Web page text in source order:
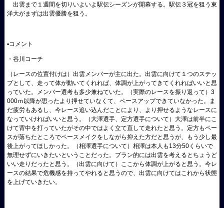
出雲まで１週間を切りいよいよ駅伝シーズンが開幕する。駅伝３冠を狙う東
洋大がまずは出雲優勝を狙う。
▪️コメント
・谷川コーチ
（レースの位置付けは）出雲メンバーが主に出た。出雲に向けて１つのステッ
プとして、走って体が動いてくれれば、体調が上がってきてくれればいいと思
っていた。メンバー選考も多少兼ねていた。（実際のレースを振り返って）3
000ｍ以降が思ったより押せていなくて、ペースアップできていなかった。ま
だ疲労もあるし、今レース追い込んだことにより、より押せるようなレースに
なっていければいいと思う。（大澤選手、定方選手について）大澤は前半にこ
けて背中を打っていたがその中ではよく立て直して走れたと思う。定方もペー
スが落ちたところでペースメイクをしながら抑えた方だと思うが、もう少し最
後上がってほしかった。（相澤選手について）相澤は本人も13分50くらいで
無理せずにいきたいということだった。プラン的には出雲を考えるとちょうど
いい走りだったと思う。（出雲に向けて）ここから体調が上がると思う。今レ
ースの結果で危機感を持ってやれると思うので、出雲に向けてはこれから状態
を上げていきたい。